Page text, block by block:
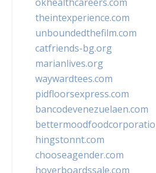
theintexperience.com
unboundedthefilm.com
catfriends-bg.org
marianlives.org
waywardtees.com
pidfloorsexpress.com
bancodevenezuelaen.com
hingstonnt.com
chooseagender.com
hoverboardssale.com